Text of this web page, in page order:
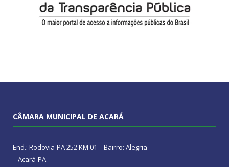
CÂMARA MUNICIPAL DE ACARÁ
End.: Rodovia-PA 252 KM 01 – Bairro: Alegria
– Acará-PA